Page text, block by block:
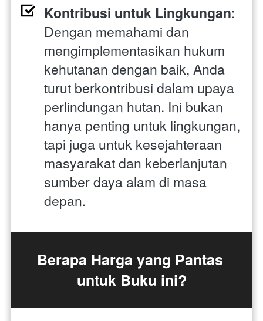
Kontribusi untuk Lingkungan:
Dengan memahami dan
mengimplementasikan hukum
kehutanan dengan baik, Anda
turut berkontribusi dalam upaya
perlindungan hutan. Ini bukan
hanya penting untuk lingkungan,
tapi juga untuk kesejahteraan
masyarakat dan keberlanjutan
sumber daya alam di masa
depan.
Berapa Harga yang Pantas
untuk Buku ini?